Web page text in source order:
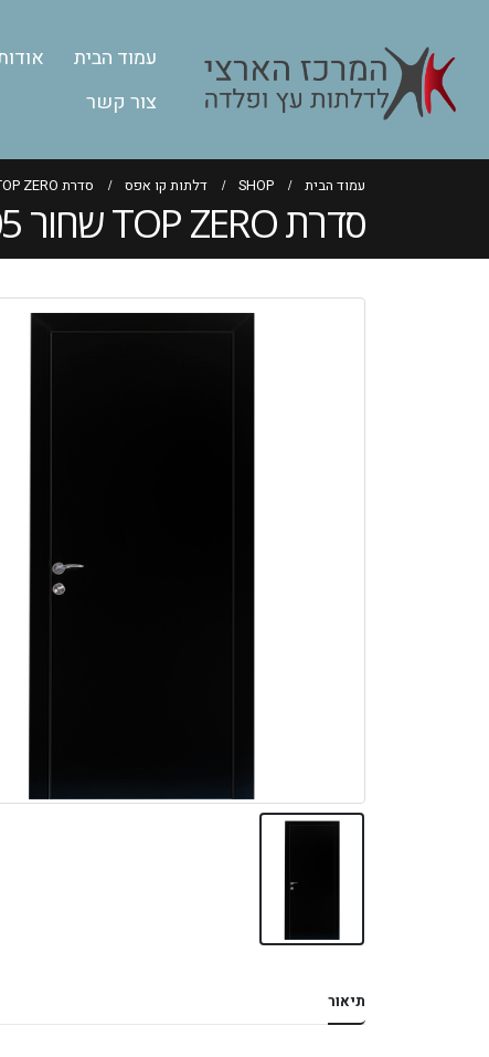
עמוד הבית
צור קשר
עמוד הבית SHOP דלתות קו אפס סדרת TOP ZERO שחור 9005
סדרת TOP ZERO שחור 9005
תיאור